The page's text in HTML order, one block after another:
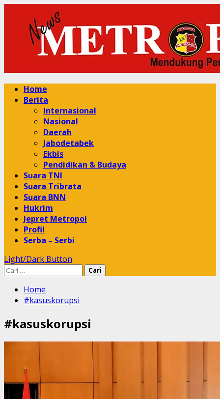
content
Primary
Menu
Home
Berita
Internasional
Nasional
Daerah
Jabodetabek
Ekbis
Pendidikan & Budaya
Suara TNI
Suara Tribrata
Suara BNN
Hukrim
Jepret Metropol
Profil
Serba – Serbi
Light/Dark Button
Cari
Home
#kasuskorupsi
#kasuskorupsi